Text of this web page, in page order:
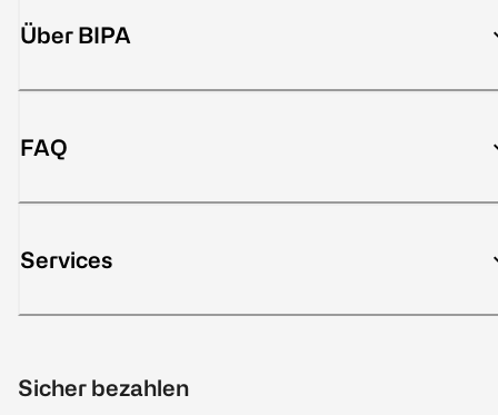
Über BIPA
FAQ
Services
Sicher bezahlen